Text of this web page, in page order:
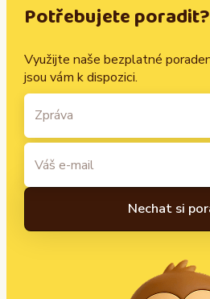
Potřebujete poradit?
Využijte naše bezplatné
jsou vám k dispozici.